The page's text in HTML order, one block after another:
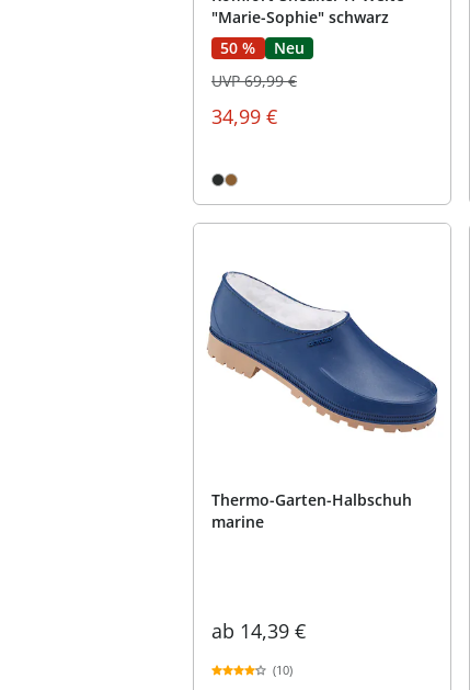
"Marie-Sophie" schwarz
50 %
Neu
34,99 €
UVP 69,99 €
Thermo-Garten-Halbschuh
marine
ab 14,39 €
(10)